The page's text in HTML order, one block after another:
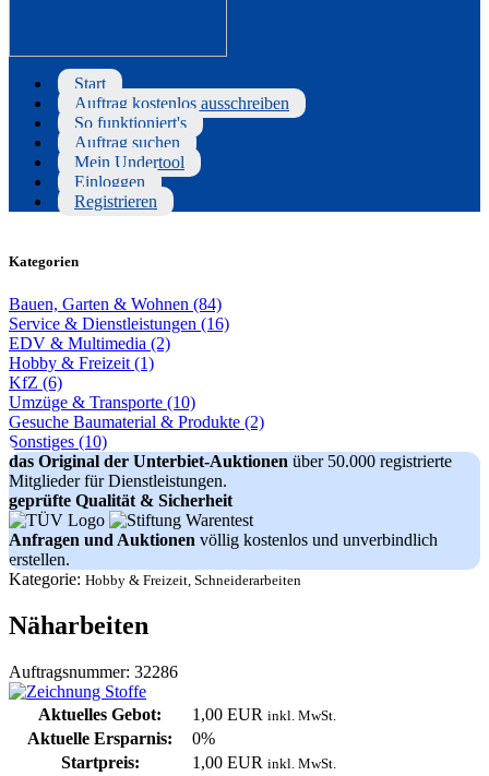
Start
Auftrag kostenlos ausschreiben
So funktioniert's
Auftrag suchen
Mein Undertool
Einloggen
Registrieren
Kategorien
Bauen, Garten & Wohnen (84)
Service & Dienstleistungen (16)
EDV & Multimedia (2)
Hobby & Freizeit (1)
KfZ (6)
Umzüge & Transporte (10)
Gesuche Baumaterial & Produkte (2)
Sonstiges (10)
das Original der Unterbiet-Auktionen über 50.000 registrierte
Mitglieder für Dienstleistungen.
geprüfte Qualität & Sicherheit
Anfragen und Auktionen völlig kostenlos und unverbindlich
erstellen.
Kategorie: Hobby & Freizeit, Schneiderarbeiten
Näharbeiten
Auftragsnummer: 32286
Aktuelles Gebot: 1,00 EUR inkl. MwSt.
Aktuelle Ersparnis:
0%
Startpreis:
1,00 EUR inkl. MwSt.